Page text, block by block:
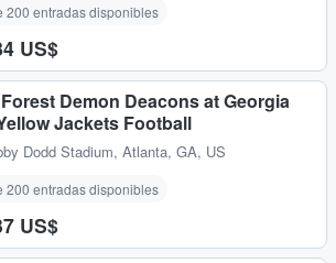
200 entradas disponibles
US$
Demon Deacons at Georgia
Jackets Football
Dodd Stadium, Atlanta, GA, US
200 entradas disponibles
US$